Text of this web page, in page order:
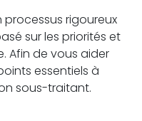
processus rigoureux
sur les priorités et
Afin de vous aider
essentiels à
sous-traitant.